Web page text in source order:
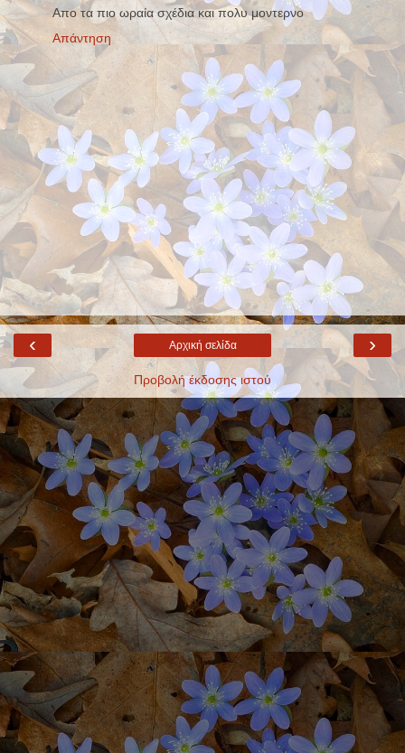
Απο τα πιο ωραία σχέδια και πολυ μοντερνο
Απάντηση
‹ ›
Αρχική σελίδα
Προβολή έκδοσης ιστού